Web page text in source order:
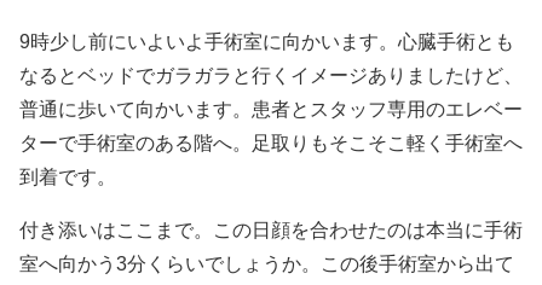
9時少し前にいよいよ手術室に向かいます。心臓手術とも
なるとベッドでガラガラと行くイメージありましたけど、
普通に歩いて向かいます。患者とスタッフ専用のエレベー
ターで手術室のある階へ。足取りもそこそこ軽く手術室へ
到着です。
付き添いはここまで。この日顔を合わせたのは本当に手術
室へ向かう3分くらいでしょうか。この後手術室から出て